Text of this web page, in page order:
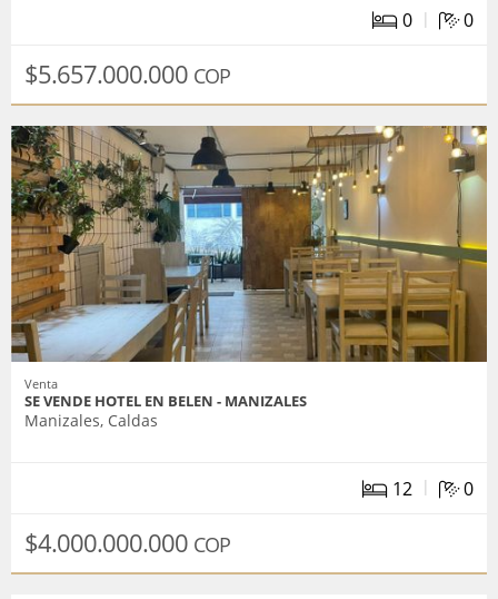
0 | 0
$5.657.000.000 COP
Venta
SE VENDE HOTEL EN BELEN - MANIZALES
Manizales, Caldas
12 | 0
$4.000.000.000 COP